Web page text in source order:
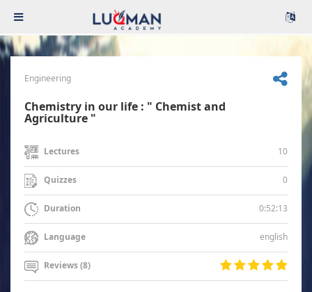
Engineering
Chemistry in our life : " Chemist and
Agriculture "
Lectures 10
Quizzes 0
Duration 0:52:13
Language english
Reviews (8)